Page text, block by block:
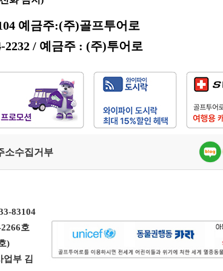
예금주:(주)골프투어로
2232 / 예금주 : (주)투어로
소수집거부
83104
호
)
부 김